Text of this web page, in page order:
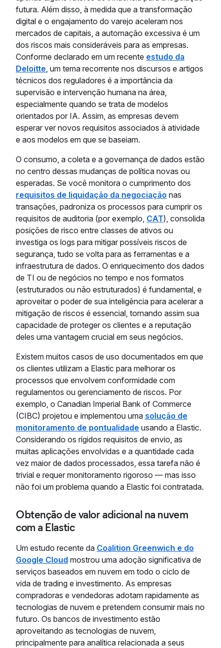
futura. Além disso, à medida que a transformação
digital e o engajamento do varejo aceleram nos
mercados de capitais, a automação excessiva é um
dos riscos mais consideráveis para as empresas.
Conforme declarado em um recente estudo da
Deloitte , um tema recorrente nos discursos e artigos
técnicos dos reguladores é a importância da
supervisão e intervenção humana na área,
especialmente quando se trata de modelos
orientados por IA. Assim, as empresas devem
esperar ver novos requisitos associados à atividade
e aos modelos em que se baseiam.
O consumo, a coleta e a governança de dados estão
no centro dessas mudanças de política novas ou
esperadas. Se você monitora o cumprimento dos
requisitos de liquidação da negociação nas
transações, padroniza os processos para cumprir os
requisitos de auditoria (por exemplo, CAT), consolida
posições de risco entre classes de ativos ou
investiga os logs para mitigar possíveis riscos de
segurança, tudo se volta para as ferramentas e a
infraestrutura de dados. O enriquecimento dos dados
de TI ou de negócios no tempo e nos formatos
(estruturados ou não estruturados) é fundamental, e
aproveitar o poder de sua inteligência para acelerar a
mitigação de riscos é essencial, tornando assim sua
capacidade de proteger os clientes e a reputação
deles uma vantagem crucial em seus negócios.
Existem muitos casos de uso documentados em que
os clientes utilizam a Elastic para melhorar os
processos que envolvem conformidade com
regulamentos ou gerenciamento de riscos. Por
exemplo, o Canadian Imperial Bank of Commerce
(CIBC) projetou e implementou uma solução de
monitoramento de pontualidade usando a Elastic.
Considerando os rígidos requisitos de envio, as
muitas aplicações envolvidas e a quantidade cada
vez maior de dados processados, essa tarefa não é
trivial e requer monitoramento rigoroso — mas isso
não foi um problema quando a Elastic foi contratada.
Obtenção de valor adicional na nuvem
com a Elastic
Um estudo recente da Coalition Greenwich e do
Google Cloud mostrou uma adoção significativa de
serviços baseados em nuvem em todo o ciclo de
vida de trading e investimento. As empresas
compradoras e vendedoras adotam rapidamente as
tecnologias de nuvem e pretendem consumir mais no
futuro. Os bancos de investimento estão
aproveitando as tecnologias de nuvem,
principalmente para analítica relacionada a seus